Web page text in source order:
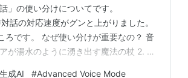
」の使い分けについてです。
話の対応速度がグンと上がりました。
ろです。 なぜ使い分けが重要なの？ 音
が湯水のように湧き出す魔法の杖 2. 授
生成AI #Advanced Voice Mode